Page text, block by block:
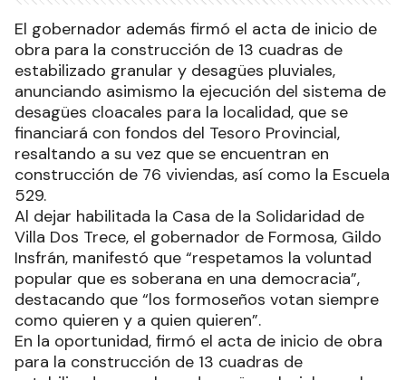
El gobernador además firmó el acta de inicio de
obra para la construcción de 13 cuadras de
estabilizado granular y desagües pluviales,
anunciando asimismo la ejecución del sistema de
desagües cloacales para la localidad, que se
financiará con fondos del Tesoro Provincial,
resaltando a su vez que se encuentran en
construcción de 76 viviendas, así como la Escuela
529.
Al dejar habilitada la Casa de la Solidaridad de
Villa Dos Trece, el gobernador de Formosa, Gildo
Insfrán, manifestó que “respetamos la voluntad
popular que es soberana en una democracia”,
destacando que “los formoseños votan siempre
como quieren y a quien quieren”.
En la oportunidad, firmó el acta de inicio de obra
para la construcción de 13 cuadras de